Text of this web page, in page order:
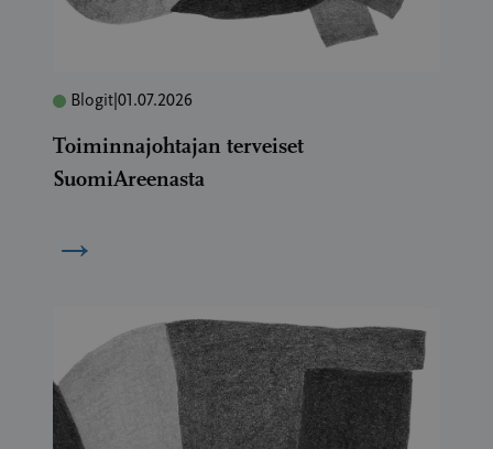
Blogit 01.07.2026
Toiminnajohtajan terveiset
SuomiAreenasta
→